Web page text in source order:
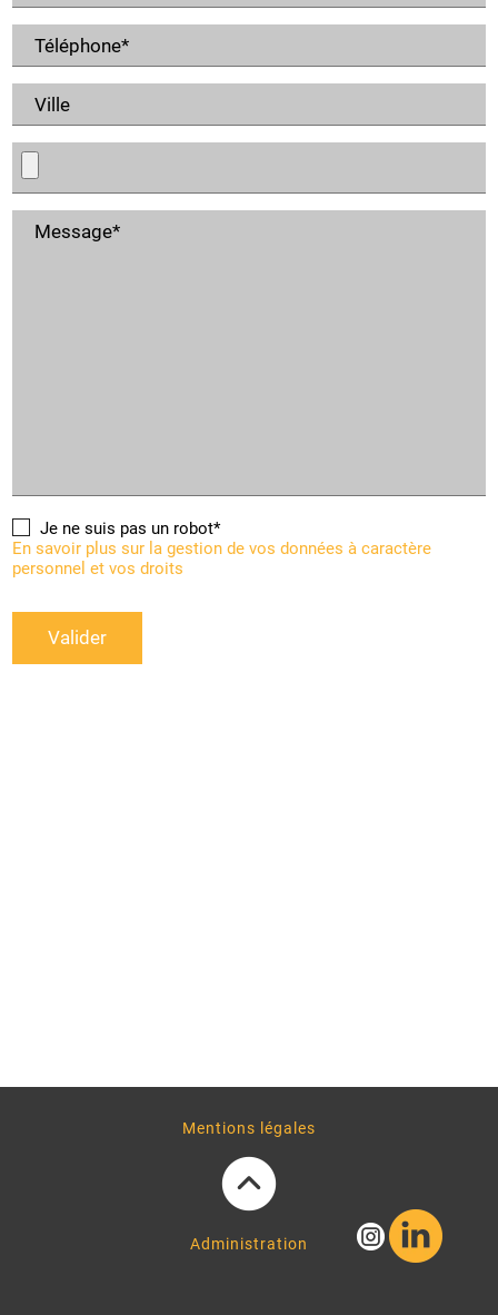
Téléphone*
Ville
Message*
Je ne suis pas un robot*
En savoir plus sur la gestion de vos données à caractère
personnel et vos droits
Valider
Mentions légales
Administration